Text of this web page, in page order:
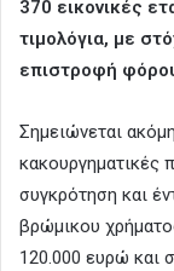
370 εικονικές
τιμολόγια, με
επιστροφή
Σημειώνεται
κακουργηματικές
συγκρότηση και
βρώμικου
120.000 ευρώ και